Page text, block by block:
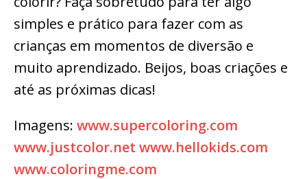
simples e prático para fazer com as
crianças em momentos de diversão e
muito aprendizado. Beijos, boas criações e
até as próximas dicas!
Imagens: www.supercoloring.com
www.justcolor.net www.hellokids.com
www.coloringme.com